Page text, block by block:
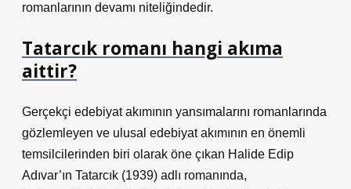
romanlarının devamı niteliğindedir.
Tatarcık romanı hangi akıma
aittir?
Gerçekçi edebiyat akımının yansımalarını romanlarında
gözlemleyen ve ulusal edebiyat akımının en önemli
temsilcilerinden biri olarak öne çıkan Halide Edip
Adıvar’ın Tatarcık (1939) adlı romanında,